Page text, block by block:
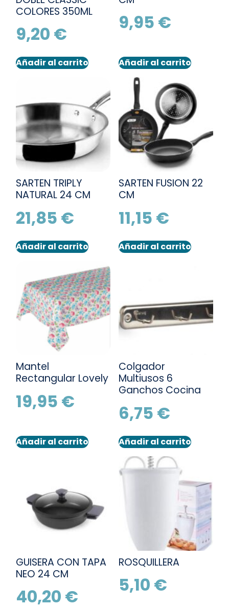
COLORES 350ML
9,20 €
Añadir al carrito
9,95 €
Añadir al carrito
SARTEN TRIPLY
NATURAL 24 CM
21,85 €
Añadir al carrito
SARTEN FUSION 22
CM
11,15 €
Añadir al carrito
Mantel
Rectangular Lovely
19,95 €
Añadir al carrito
Colgador
Multiusos 6
Ganchos Cocina
6,75 €
Añadir al carrito
GUISERA CON TAPA
NEO 24 CM
40,20 €
ROSQUILLERA
5,10 €